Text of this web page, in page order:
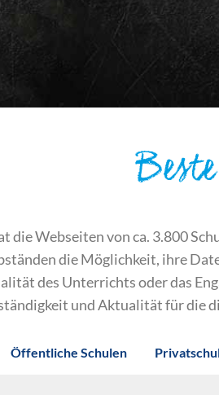
die Webseiten von ca. 3.800
die Möglichkeit, ihre
des Unterrichts oder das
und Aktualität für die
Öffentliche Schulen